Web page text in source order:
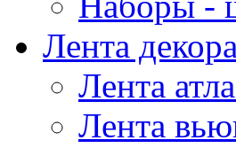
Лента
Лента
Лента